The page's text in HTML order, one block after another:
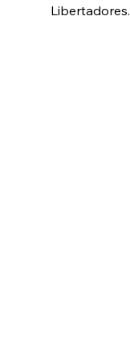
Libertadores.